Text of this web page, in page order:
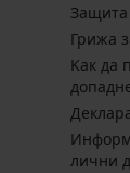
Грижа
Kак да
лични